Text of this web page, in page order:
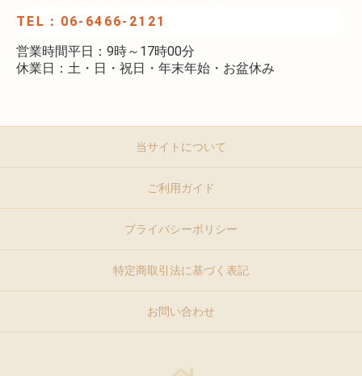
TEL：06-6466-2121
営業時間平日：9時～17時00分
休業日：土・日・祝日・年末年始・お盆休み
当サイトについて
ご利用ガイド
プライバシーポリシー
特定商取引法に基づく表記
お問い合わせ